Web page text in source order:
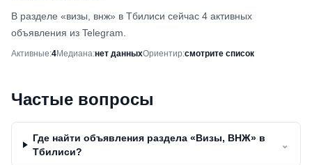
В разделе «визы, внж» в Тбилиси сейчас 4 активных
объявления из Telegram.
Снимок рынка
Активные:4Медиана:нет данныхОриентир:смотрите список
Частые вопросы
Где найти объявления раздела «Визы, ВНЖ» в
Тбилиси?
⌄